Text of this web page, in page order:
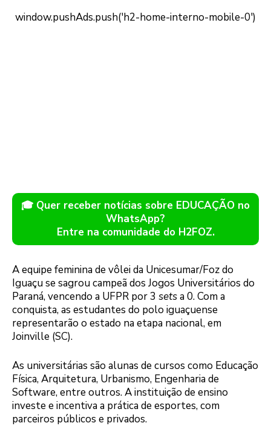
🎓 Quer receber notícias sobre EDUCAÇÃO no
WhatsApp?
Entre na comunidade do H2FOZ.
A equipe feminina de vôlei da Unicesumar/Foz do
Iguaçu se sagrou campeã dos Jogos Universitários do
Paraná, vencendo a UFPR por 3 setsa 0. Com a
conquista, as estudantes do polo iguaçuense
representarão o estado na etapa nacional, em
Joinville (SC).
As universitárias são alunas de cursos como Educação
Física, Arquitetura, Urbanismo, Engenharia de
Software, entre outros. A instituição de ensino
investe e incentiva a prática de esportes, com
parceiros públicos e privados.